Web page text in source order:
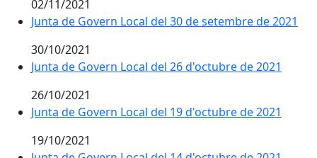
02/11/2021
Junta de Govern Local del 30 de setembre de 2021
30/10/2021
Junta de Govern Local del 26 d'octubre de 2021
26/10/2021
Junta de Govern Local del 19 d'octubre de 2021
19/10/2021